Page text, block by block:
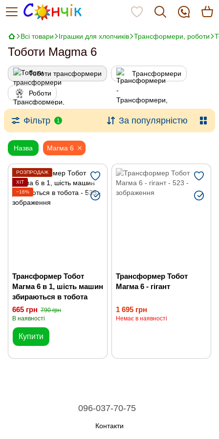
Всі товари Іграшки для хлопчиків Трансформери, роботи
Тоботи Magma 6
Тоботи трансформери Трансформери
Роботи
Фільтр 1 За популярністю
Назва Магма 6
РОЗПРОДАЖ
ХІТ
−16%
Трансформер Тобот
Магма 6 в 1, шість машин
збираються в тобота
665 грн 790 грн
В наявності
Купити
Трансформер Тобот
Магма 6 - гігант
1 695 грн
Немає в наявності
096-037-70-75
Контакти